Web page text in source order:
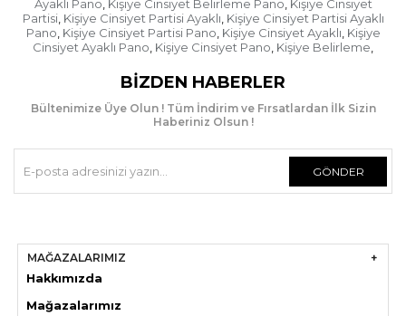
Ayaklı Pano, Kişiye Cinsiyet Belirleme Pano, Kişiye Cinsiyet
Partisi, Kişiye Cinsiyet Partisi Ayaklı, Kişiye Cinsiyet Partisi Ayaklı
Pano, Kişiye Cinsiyet Partisi Pano, Kişiye Cinsiyet Ayaklı, Kişiye
Cinsiyet Ayaklı Pano, Kişiye Cinsiyet Pano, Kişiye Belirleme,
BIZDEN HABERLER
Bültenimize Üye Olun ! Tüm İndirim ve Fırsatlardan İlk Sizin
Haberiniz Olsun !
GÖNDER
MAĞAZALARIMIZ
Hakkımızda
Mağazalarımız